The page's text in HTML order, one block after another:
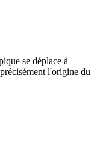
se déplace à
l'origine du